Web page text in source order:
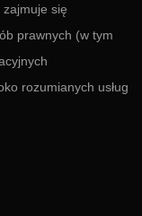
się
prawnych (w tym
rozumianych usług